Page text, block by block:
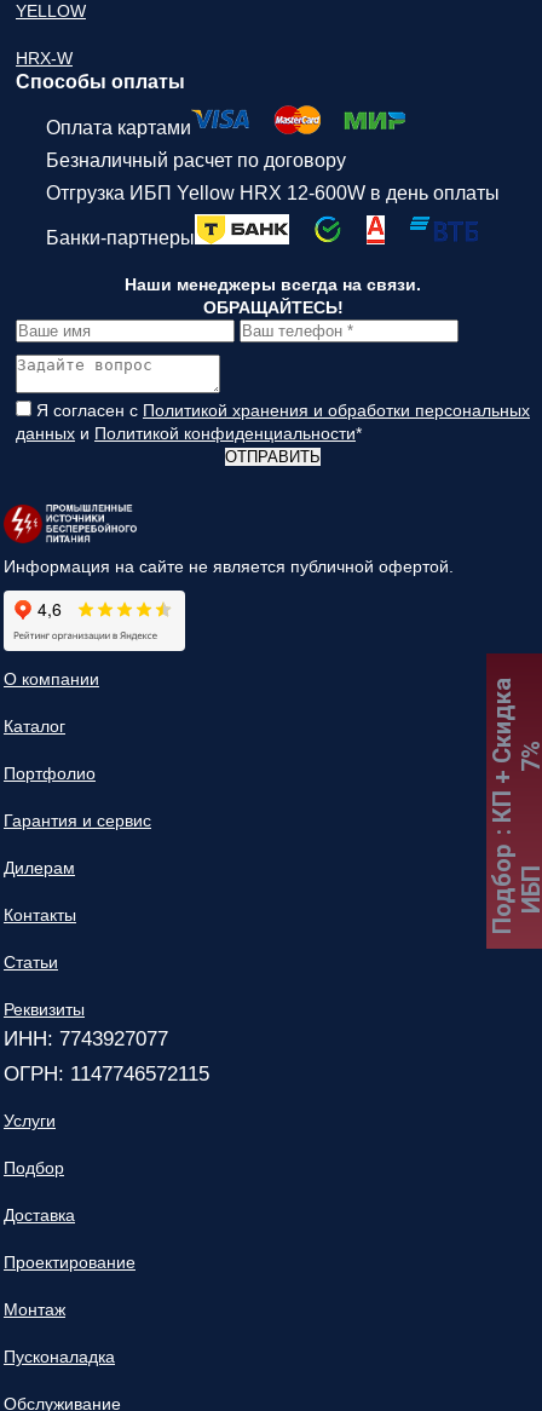
YELLOW
HRX-W
Способы оплаты
Оплата картами
Безналичный расчет по договору
Отгрузка ИБП Yellow HRX 12-600W в день оплаты
Банки-партнеры
Наши менеджеры всегда на связи.
ОБРАЩАЙТЕСЬ!
Я согласен с Политикой хранения и обработки персональных
данных и Политикой конфиденциальности*
ОТПРАВИТЬ
Информация на сайте не является публичной офертой.
О компании
Каталог
Портфолио
Гарантия и сервис
Дилерам
Контакты
Статьи
Реквизиты
ИНН: 7743927077
ОГРН: 1147746572115
Услуги
Подбор
Доставка
Проектирование
Монтаж
Пусконаладка
Обслуживание
Подбор
:
К
П
+
С
к
и
д
к
а
7